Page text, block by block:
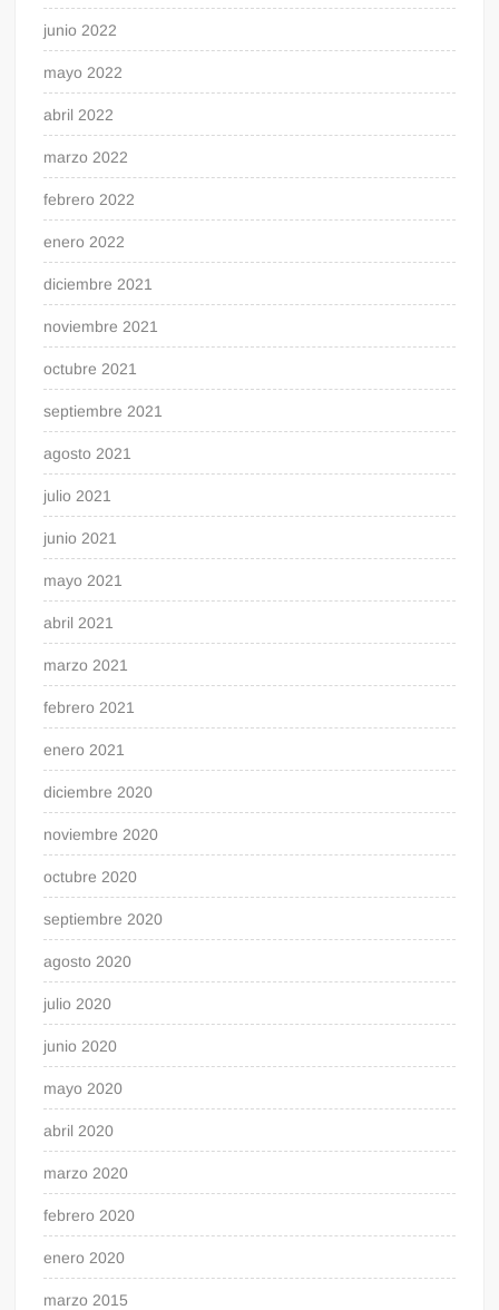
junio 2022
mayo 2022
abril 2022
marzo 2022
febrero 2022
enero 2022
diciembre 2021
noviembre 2021
octubre 2021
septiembre 2021
agosto 2021
julio 2021
junio 2021
mayo 2021
abril 2021
marzo 2021
febrero 2021
enero 2021
diciembre 2020
noviembre 2020
octubre 2020
septiembre 2020
agosto 2020
julio 2020
junio 2020
mayo 2020
abril 2020
marzo 2020
febrero 2020
enero 2020
marzo 2015